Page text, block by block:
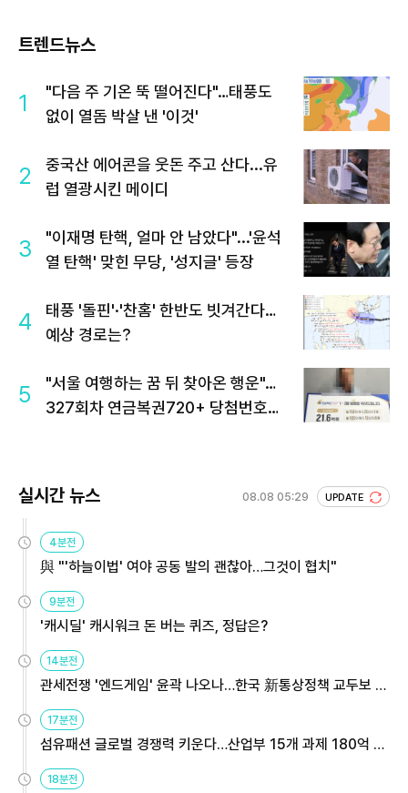
트렌드뉴스
1
"다음 주 기온 뚝 떨어진다"…태풍도
없이 열돔 박살 낸 '이것'
2
중국산 에어콘을 웃돈 주고 산다...유
럽 열광시킨 메이디
3
"이재명 탄핵, 얼마 안 남았다"...'윤석
열 탄핵' 맞힌 무당, '성지글' 등장
4
태풍 '돌핀'·'찬홈' 한반도 빗겨간다…
예상 경로는?
5
"서울 여행하는 꿈 뒤 찾아온 행운"…
327회차 연금복권720+ 당첨번호조
실시간 뉴스 08.08 05:29 UPDATE
4분전
與 "'하늘이법' 여야 공동 발의 괜찮아…그것이 협치"
9분전
'캐시딜' 캐시워크 돈 버는 퀴즈, 정답은?
14분전
관세전쟁 '엔드게임' 윤곽 나오나…한국 新통상정책 교두보 활
17분전
섬유패션 글로벌 경쟁력 키운다…산업부 15개 과제 180억 지
18분전